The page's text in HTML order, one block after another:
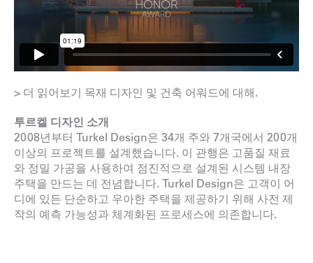
> 더 읽어보기 목재 디자인 및 건축 어워드에 대해.
투르켈 디자인 소개
2008년부터 Turkel Design은 34개 주와 7개국에서 200개
이상의 프로젝트를 설계했습니다. 이 관행은 고품질 재료
와 정밀 가공을 사용하여 점진적으로 설계된 시스템 내장
주택을 만드는 데 전념합니다. Turkel Design은 고객이 어
디에 있든 단순하고 우아한 주택을 제공하기 위해 사전 제
작의 예측 가능성과 체계화된 프로세스에 의존합니다.